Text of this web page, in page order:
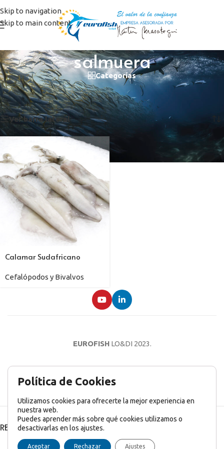
Skip to navigation
Skip to main content
salmuera
Categorías
Inicio/Productos etiquetados “salmuera”
Mostrando el único resultado
Ver barra lateral
Calamar Sudafricano
Cefalópodos y Bivalvos
EUROFISHLO&DI 2023.
AVISO LEGAL POLÍTICA DE PRIVACIDAD
RECENT POSTS
Política de Cookies
Utilizamos cookies para ofrecerte la mejor experiencia en
nuestra web.
Puedes aprender más sobre qué cookies utilizamos o
desactivarlas en los ajustes.
Aceptar Rechazar Ajustes
English Inglés) Français(Francés